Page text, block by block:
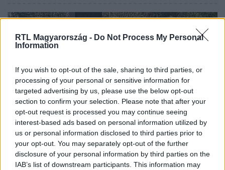
RTL Magyarország - Do Not Process My Personal
Information
If you wish to opt-out of the sale, sharing to third parties, or
processing of your personal or sensitive information for
targeted advertising by us, please use the below opt-out
section to confirm your selection. Please note that after your
opt-out request is processed you may continue seeing
interest-based ads based on personal information utilized by
us or personal information disclosed to third parties prior to
your opt-out. You may separately opt-out of the further
disclosure of your personal information by third parties on the
IAB’s list of downstream participants. This information may
hosszabb változatát, és azt a felvételt is, amelyet akkor
készítettek, amikor a kisfiú - kárpótlásul a vele
történtekért – náluk töltött egy napot.
Baleset-bűnügy
2024. július 29. 11:26
Kihallgatta a rendőrség a kisfiút felrúgó
karateedzőt